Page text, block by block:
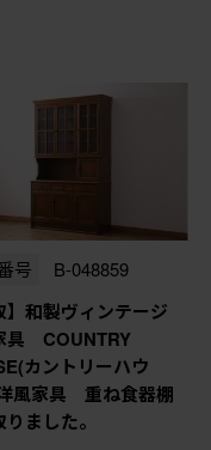
号 B-048859
】和製ヴィンテージ
具 COUNTRY
カントリーハウ
風家具 重ね食器棚
ました。